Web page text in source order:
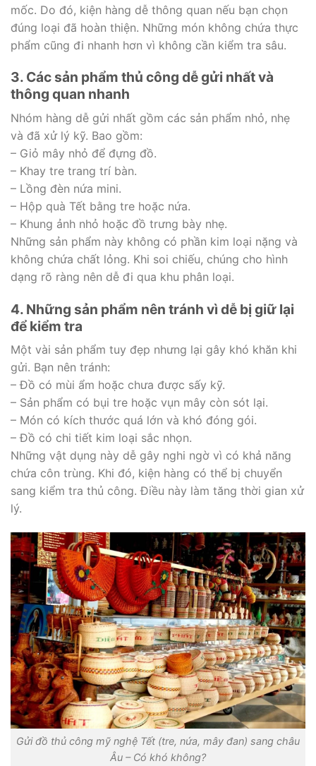
mốc. Do đó, kiện hàng dễ thông quan nếu bạn chọn
đúng loại đã hoàn thiện. Những món không chứa thực
phẩm cũng đi nhanh hơn vì không cần kiểm tra sâu.
3. Các sản phẩm thủ công dễ gửi nhất và
thông quan nhanh
Nhóm hàng dễ gửi nhất gồm các sản phẩm nhỏ, nhẹ
và đã xử lý kỹ. Bao gồm:
– Giỏ mây nhỏ để đựng đồ.
– Khay tre trang trí bàn.
– Lồng đèn nứa mini.
– Hộp quà Tết bằng tre hoặc nứa.
– Khung ảnh nhỏ hoặc đồ trưng bày nhẹ.
Những sản phẩm này không có phần kim loại nặng và
không chứa chất lỏng. Khi soi chiếu, chúng cho hình
dạng rõ ràng nên dễ đi qua khu phân loại.
4. Những sản phẩm nên tránh vì dễ bị giữ lại
để kiểm tra
Một vài sản phẩm tuy đẹp nhưng lại gây khó khăn khi
gửi. Bạn nên tránh:
– Đồ có mùi ẩm hoặc chưa được sấy kỹ.
– Sản phẩm có bụi tre hoặc vụn mây còn sót lại.
– Món có kích thước quá lớn và khó đóng gói.
– Đồ có chi tiết kim loại sắc nhọn.
Những vật dụng này dễ gây nghi ngờ vì có khả năng
chứa côn trùng. Khi đó, kiện hàng có thể bị chuyển
sang kiểm tra thủ công. Điều này làm tăng thời gian xử
lý.
Gửi đồ thủ công mỹ nghệ Tết (tre, nứa, mây đan) sang châu
Âu – Có khó không?